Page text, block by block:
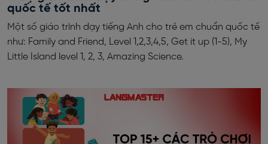
quốc tế tốt nhất
Một số giáo trình dạy tiếng Anh cho trẻ em chuẩn quốc tế
như: Family and Friend, Level 1,2,3,4,5, Get it up (1-5), My
Little Island level 1, 2, 3, Amazing Science.